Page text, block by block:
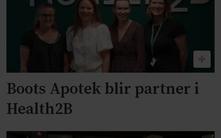
Boots Apotek blir partner i
Health2B